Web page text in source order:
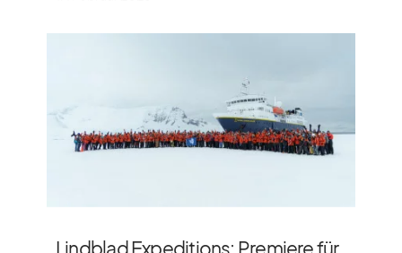
Lindblad Expeditions: Premiere für